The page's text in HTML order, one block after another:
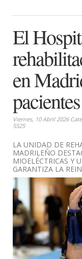
El
en
Viernes, 10 Abril 2026
5525
LA UNIDAD DE
MADRILEÑO
MIOELÉCTRICAS Y
GARANTIZA LA